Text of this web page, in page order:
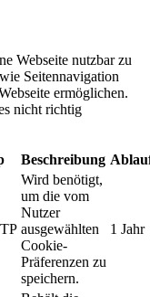
Webseite nutzbar zu
Seitennavigation
ermöglichen.
nicht richtig
Beschreibung
Wird benötigt,
um die vom
Nutzer
ausgewählten
Cookie-
Präferenzen zu
speichern.
1 Jahr